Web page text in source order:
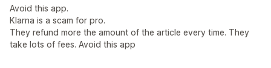
Avoid this app.
Klarna is a scam for pro.
They refund more the amount of the article every time. They
take lots of fees. Avoid this app